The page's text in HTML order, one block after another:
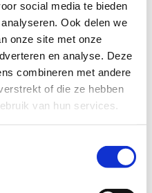
social media te bieden
Ook delen we
onze site met onze
en analyse. Deze
combineren met andere
of die ze hebben
van hun services.